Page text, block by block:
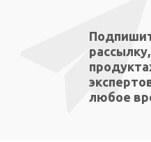
любое